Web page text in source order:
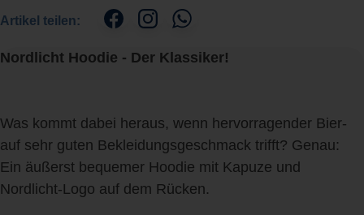
Artikel teilen:
Nordlicht Hoodie - Der Klassiker!
Was kommt dabei heraus, wenn hervorragender Bier-
auf sehr guten Bekleidungsgeschmack trifft? Genau:
Ein äußerst bequemer Hoodie mit Kapuze und
Nordlicht-Logo auf dem Rücken.